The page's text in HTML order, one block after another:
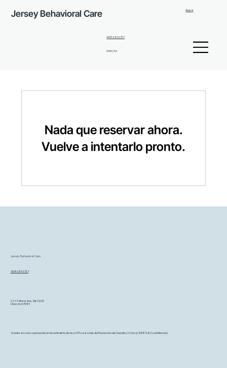
Jersey Behavioral Care Award
908-291-2727
Union, NJ
Nada que reservar ahora.
Vuelve a intentarlo pronto.
Jersey Behavioral Care
908-291-2727
2333 Morris Ave, Ste C206
Union, NJ 07083
Si estás en crisis o pensando en hacerte daño, llama al 911 o a la Línea de Prevención del Suicidio y Crisis al 988 (24/7, confidencial).